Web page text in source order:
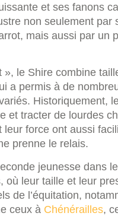
et ses fanons
non seulement par
mais aussi par un
le Shire combine
a permis à de
Historiquement,
et tracter de lourdes
force ont aussi
prenne le relais.
jeunesse dans
leur taille et leur
de l’équitation,
ceux à Chénérailles,